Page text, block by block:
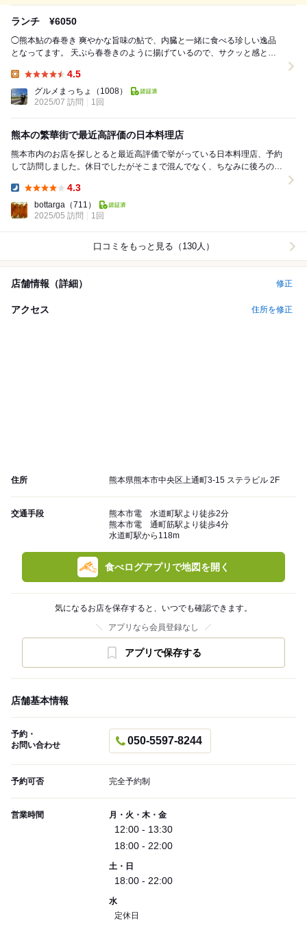
ランチ ¥6050
◯熊本鮎の春巻き 爽やかな旨味の鮎で、内臓と一緒に食べる珍しい逸品
となってます。 天ぷら春巻きのように揚げているので、サクッと感と鮎
4.5
グルメまっちょ
（1008）
2025/07 訪問
1回
熊本の繁華街で最近高評価の日本料理店
熊本市内のお店を探しとると最近高評価で挙がっている日本料理店、予約
して訪問しました。休日でしたがそこまで混んでなく、ちなみに後ろのテ
4.3
bottarga （711）
2025/05 訪問
1回
口コミをもっと見る（130人）
店舗情報（詳細） 修正
アクセス 住所を修正
住所 熊本県熊本市中央区上通町3-15 ステラビル 2F
交通手段
熊本市電 水道町駅より徒歩2分
熊本市電 通町筋駅より徒歩4分
水道町駅から118m
食べログアプリで地図を開く
気になるお店を保存すると、いつでも確認できます。
アプリなら会員登録なし
アプリで保存する
店舗基本情報
予約・
お問い合わせ
050-5597-8244
予約可否 完全予約制
営業時間 月・火・木・金
12:00 - 13:30
18:00 - 22:00
土・日
18:00 - 22:00
水
定休日